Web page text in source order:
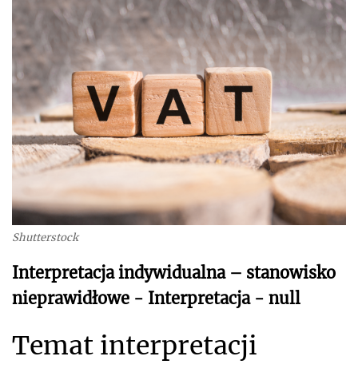
Shutterstock
Interpretacja indywidualna – stanowisko
nieprawidłowe - Interpretacja - null
Temat interpretacji